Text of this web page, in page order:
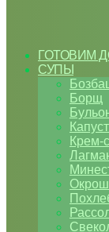
ГОТОВИМ
СУПЫ
Борщ
Крем-